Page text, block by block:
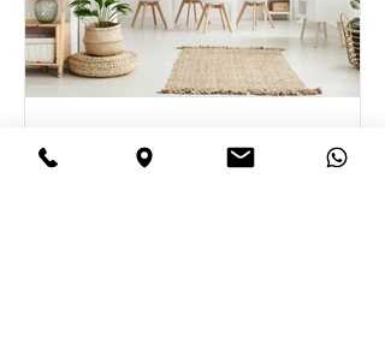
Cristina Beltrán Arquitectos
24 nov 2020